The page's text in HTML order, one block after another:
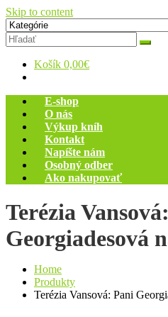
Skip to content
Zelený dom
Antikvariát
Košík 0,00€
E-shop
O nás
Výkup kníh
Kontakt
Napíšte nám
Osobný odber
Ako nakupovať
Terézia
Georgiadesová
Home
Produkty
Terézia Vansová: Pani